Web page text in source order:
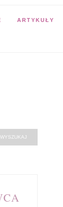
ARTYKUŁY